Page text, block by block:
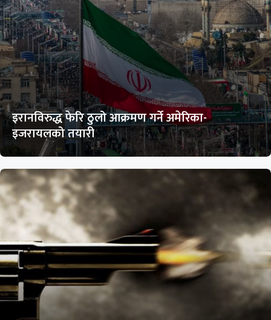
इरानविरुद्ध फेरि ठुलो आक्रमण गर्ने अमेरिका-
इजरायलको तयारी